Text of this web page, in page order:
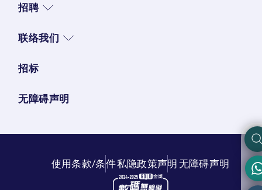
招聘
联络我们
招标
无障碍声明
使用条款/条件私隐政策声明无障碍声明